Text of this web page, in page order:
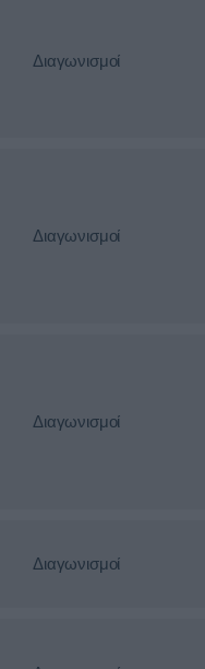
Διαγωνισμοί
Διαγωνισμοί
Διαγωνισμοί
Διαγωνισμοί